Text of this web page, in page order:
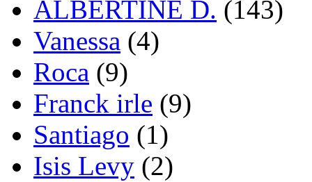
ALBERTINE D. (143)
Vanessa (4)
Roca (9)
Franck irle (9)
Santiago (1)
Isis Levy (2)